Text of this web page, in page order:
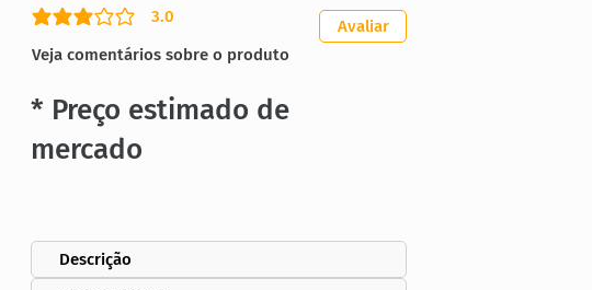
3.0
classificação média é 3 de 5
Veja comentários sobre o produto
Avaliar
* Preço estimado de
mercado
Descrição